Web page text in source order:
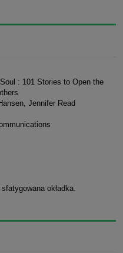
: 101 Stories to Open the
Jennifer Read
okładka.